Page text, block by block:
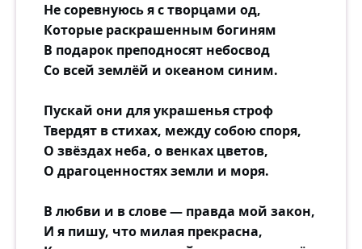
Не соревнуюсь я с творцами од,
Которые раскрашенным богиням
В подарок преподносят небосвод
Со всей землёй и океаном синим.
Пускай они для украшенья строф
Твердят в стихах, между собою споря,
О звёздах неба, о венках цветов,
О драгоценностях земли и моря.
В любви и в слове — правда мой закон,
И я пишу, что милая прекрасна,